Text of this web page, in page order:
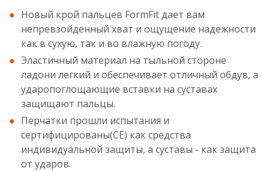
Новый крой пальцев FormFit дает вам
непревзойденный хват и ощущение надежности
как в сухую, так и во влажную погоду.
Эластичный материал на тыльной стороне
ладони легкий и обеспечивает отличный обдув, а
ударопоглощающие вставки на суставах
защищают пальцы.
Перчатки прошли испытания и
сертифицированы(CE) как средства
индивидуальной защиты, а суставы - как защита
от ударов.